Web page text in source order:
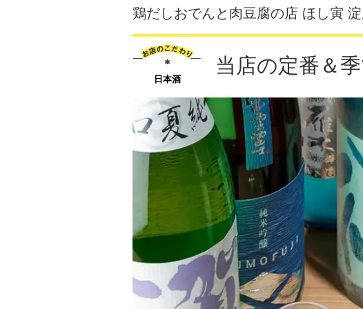
鶏だしおでんと肉豆腐の店 ほし寅
日本酒
当店の定番＆